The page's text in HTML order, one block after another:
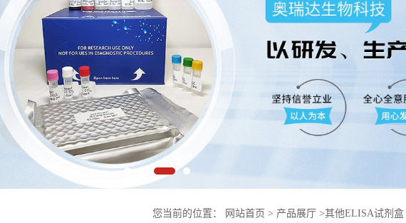
您当前的位置： 网站首页 > 产品展厅 >其他ELISA试剂盒